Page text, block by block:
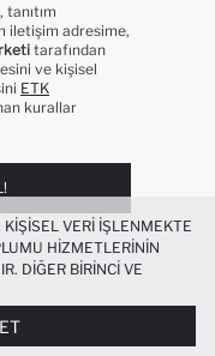
iletişim adresime,
tarafından
ve kişisel
ETK
kurallar
VERI IŞLENMEKTE
HIZMETLERININ
DIĞER BIRINCI VE
BIR ALIŞVERIŞ
IŞLEVSEL KILINMASI VE
HALINDE, SIZLERE